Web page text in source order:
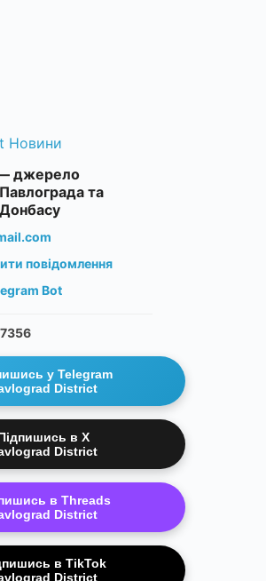
джерело
та
повідомлення
Bot
у Telegram
District
в X
District
в Threads
District
в TikTok
District